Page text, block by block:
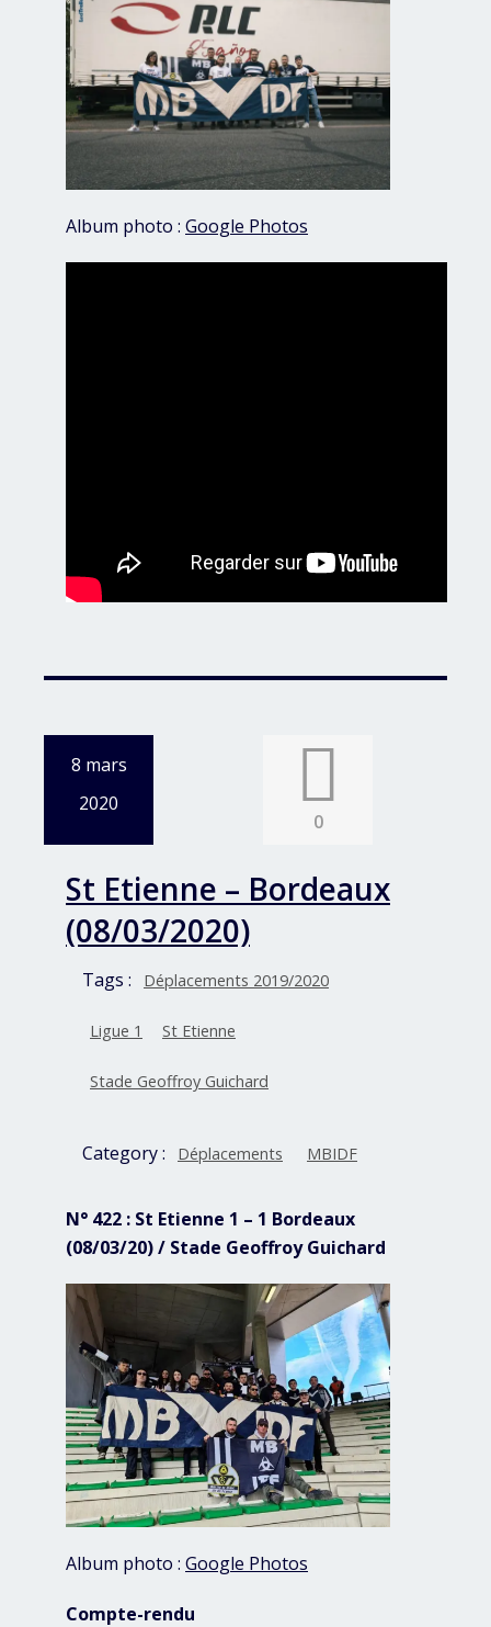
Album photo : Google Photos
8 mars
2020
0
St Etienne – Bordeaux
(08/03/2020)
Tags : Déplacements 2019/2020
Ligue 1 St Etienne
Stade Geoffroy Guichard
Category : Déplacements MBIDF
N° 422 : St Etienne 1 – 1 Bordeaux
(08/03/20) / Stade Geoffroy Guichard
Album photo : Google Photos
Compte-rendu